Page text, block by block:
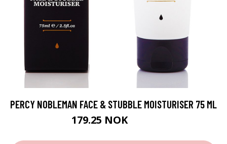
PERCY NOBLEMAN FACE & STUBBLE MOISTURISER 75 ML
179.25 NOK